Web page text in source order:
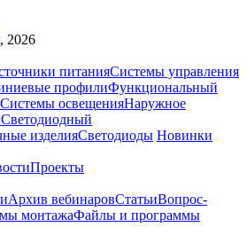
, 2026
питанияСистемы управления
профилиФункциональный
Системы освещенияНаружное
Светодиодный
изделияСветодиоды Новинки
Проекты
Архив вебинаровСтатьиВопрос-
монтажаФайлы и программы